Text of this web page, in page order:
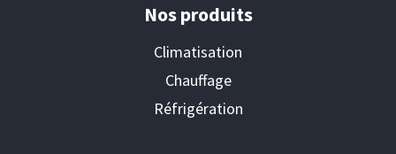
Nos produits
Climatisation
Chauffage
Réfrigération